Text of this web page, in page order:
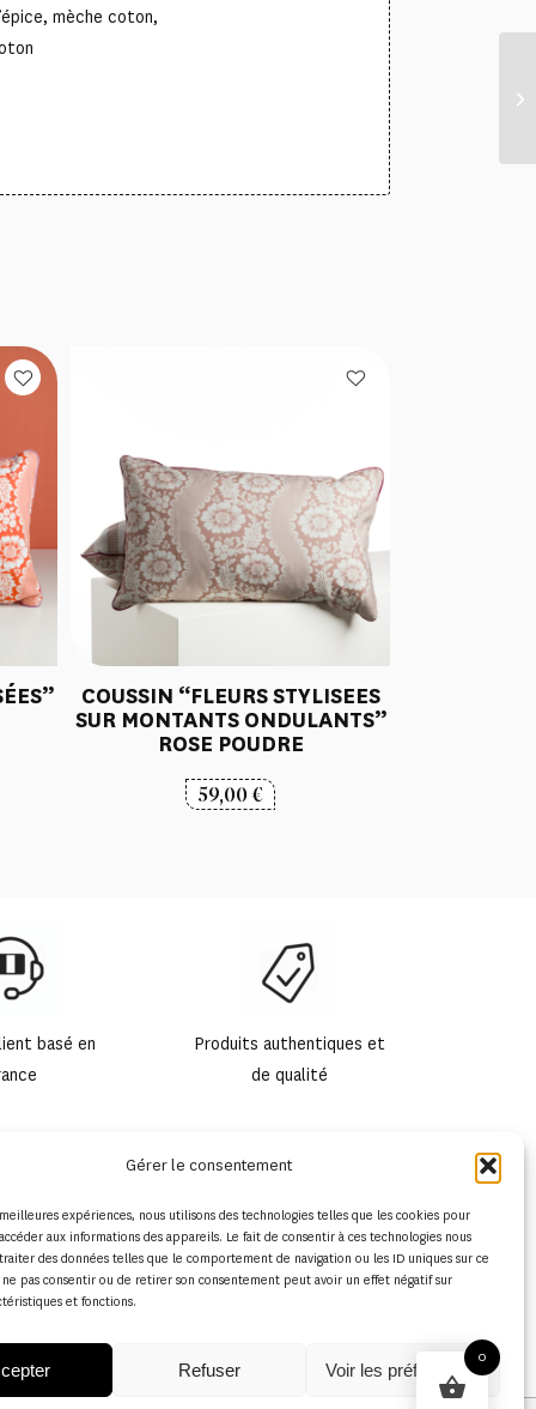
Gérer le consentement
expériences, nous utilisons des technologies telles que les cookies pour
aux informations des appareils. Le fait de consentir à ces technologies nous
des données telles que le comportement de navigation ou les ID uniques sur ce
pas consentir ou de retirer son consentement peut avoir un effet négatif sur
et fonctions.
Refuser Voir les préférences
mèche coton,
COUSSIN “FLEURS STYLISEES
SUR MONTANTS ONDULANTS”
ROSE POUDRE
59,00€
basé en
Produits authentiques et
de qualité
0